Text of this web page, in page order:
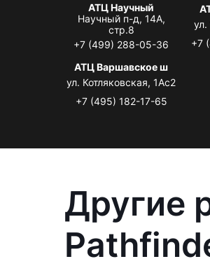
АТЦ Научный
Научный п-д, 14А,
стр.8
+7 (499) 288-05-36
+7
АТЦ Варшавское ш
ул. Котляковская, 1Ас2
+7 (495) 182-17-65
Другие